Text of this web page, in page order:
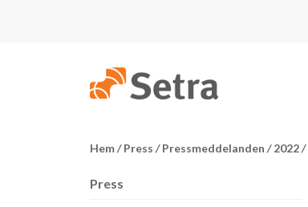
Hem/ Press / Pressmeddelanden / 2022/
Press